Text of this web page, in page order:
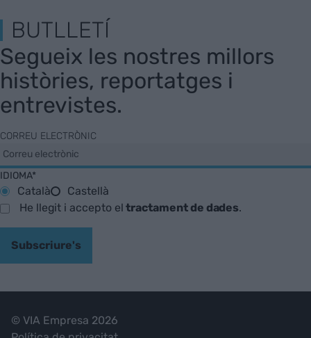
BUTLLETÍ
Segueix les nostres millors
històries, reportatges i
entrevistes.
CORREU ELECTRÒNIC
IDIOMA*
Català
Castellà
He llegit i accepto eltractament de dades.
Subscriure's
© VIA Empresa 2026